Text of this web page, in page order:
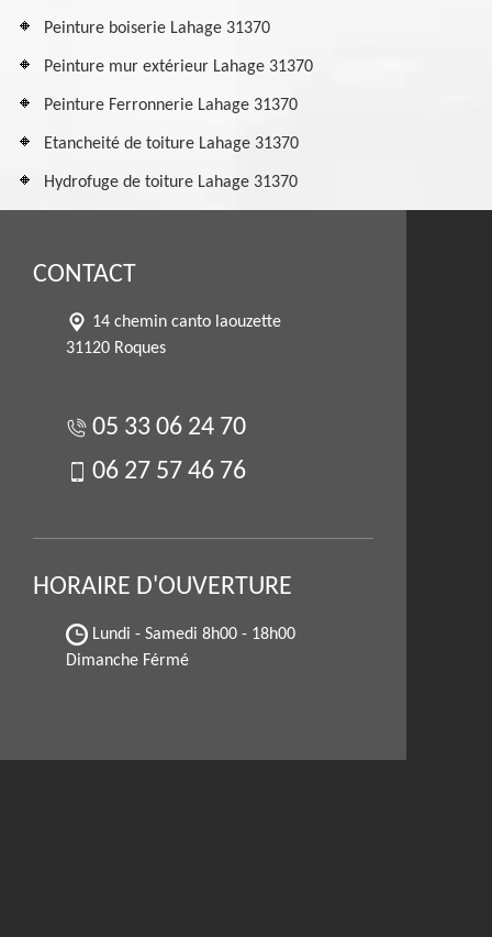
Peinture boiserie Lahage 31370
Peinture mur extérieur Lahage 31370
Peinture Ferronnerie Lahage 31370
Etancheité de toiture Lahage 31370
Hydrofuge de toiture Lahage 31370
CONTACT
14 chemin canto laouzette
31120 Roques
05 33 06 24 70
06 27 57 46 76
HORAIRE D'OUVERTURE
Lundi - Samedi 8h00 - 18h00
Dimanche Férmé